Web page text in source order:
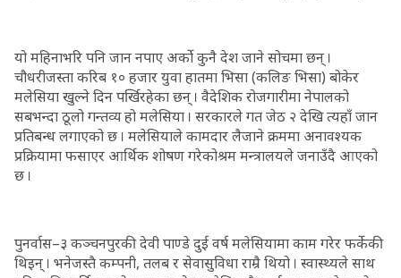
यो महिनाभरि पनि जान नपाए अर्को कुनै देश जाने सोचमा छन् ।
चौधरीजस्ता करिब १० हजार युवा हातमा भिसा (कलिङ भिसा) बोकेर
मलेसिया खुल्ने दिन पर्खिरहेका छन् । वैदेशिक रोजगारीमा नेपालको
सबभन्दा ठूलो गन्तव्य हो मलेसिया । सरकारले गत जेठ २ देखि त्यहाँ जान
प्रतिबन्ध लगाएको छ । मलेसियाले कामदार लैजाने क्रममा अनावश्यक
प्रक्रियामा फसाएर आर्थिक शोषण गरेकोश्रम मन्त्रालयले जनाउँदै आएको
छ ।
पुनर्वास–३ कञ्चनपुरकी देवी पाण्डे दुई वर्ष मलेसियामा काम गरेर फर्केकी
थिइन् । भनेजस्तै कम्पनी, तलब र सेवासुविधा राम्रै थियो । स्वास्थ्यले साथ